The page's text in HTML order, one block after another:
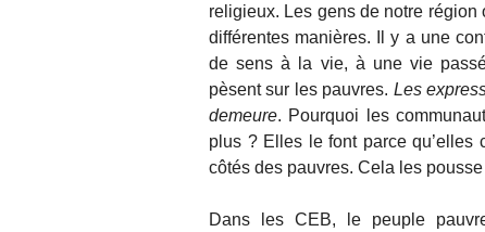
religieux. Les gens de notre région
différentes manières. Il y a une
de sens à la vie, à une vie
pèsent sur les pauvres. Les
demeure. Pourquoi les
plus ? Elles le font parce qu’elles
côtés des pauvres. Cela les
Dans les CEB, le peuple